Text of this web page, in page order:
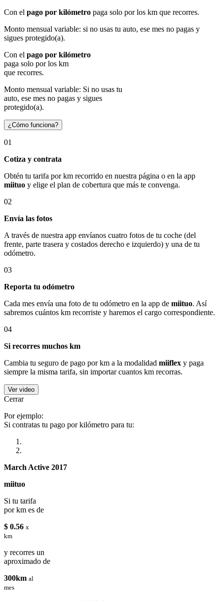
Con el pago por kilómetro paga solo por los km que recorres.
Monto mensual variable: si no usas tu auto, ese mes no pagas y
sigues protegido(a).
Con el pago por kilómetro
paga solo por los km
que recorres.
Monto mensual variable: Si no usas tu
auto, ese mes no pagas y sigues
protegido(a).
¿Cómo funciona?
01
Cotiza y contrata
Obtén tu tarifa por km recorrido en nuestra página o en la app
miituo y elige el plan de cobertura que más te convenga.
02
Envía las fotos
A través de nuestra app envíanos cuatro fotos de tu coche (del
frente, parte trasera y costados derecho e izquierdo) y una de tu
odómetro.
03
Reporta tu odómetro
Cada mes envía una foto de tu odómetro en la app de miituo. Así
sabremos cuántos km recorriste y haremos el cargo correspondiente.
04
Si recorres muchos km
Cambia tu seguro de pago por km a la modalidad miiflex y paga
siempre la misma tarifa, sin importar cuantos km recorras.
Ver video
Cerrar
Por ejemplo:
Si contratas tu pago por kilómetro para tu:
March Active 2017
miituo
Si tu tarifa
por km es de
$ 0.56 x
km
y recorres un
aproximado de
300km al
mes